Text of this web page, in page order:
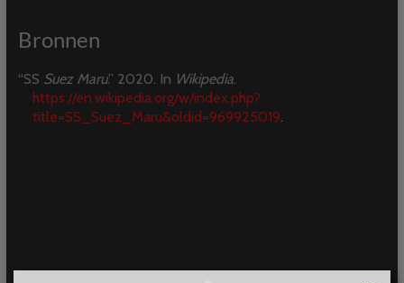
Bronnen
“SS Suez Maru.” 2020. In Wikipedia.
https://en.wikipedia.org/w/index.php?
title=SS_Suez_Maru&oldid=969925019